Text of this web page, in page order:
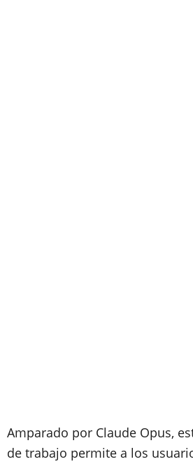
Amparado por Claude Opus,
de trabajo permite a los